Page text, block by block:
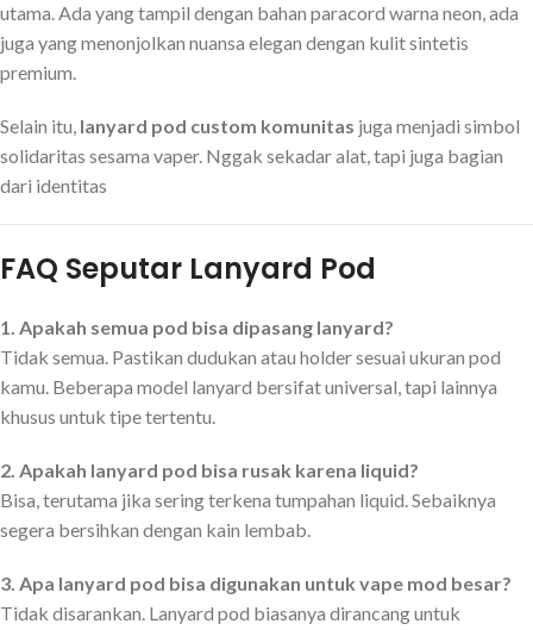
utama. Ada yang tampil dengan bahan paracord warna neon, ada
juga yang menonjolkan nuansa elegan dengan kulit sintetis
premium.
Selain itu, lanyard pod custom komunitas juga menjadi simbol
solidaritas sesama vaper. Nggak sekadar alat, tapi juga bagian
dari identitas
FAQ Seputar Lanyard Pod
1. Apakah semua pod bisa dipasang lanyard?
Tidak semua. Pastikan dudukan atau holder sesuai ukuran pod
kamu. Beberapa model lanyard bersifat universal, tapi lainnya
khusus untuk tipe tertentu.
2. Apakah lanyard pod bisa rusak karena liquid?
Bisa, terutama jika sering terkena tumpahan liquid. Sebaiknya
segera bersihkan dengan kain lembab.
3. Apa lanyard pod bisa digunakan untuk vape mod besar?
Tidak disarankan. Lanyard pod biasanya dirancang untuk